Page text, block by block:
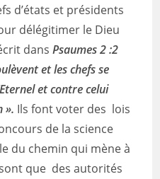
d’états et présidents
délégitimer le Dieu
dansPsaumes 2 :2
et les chefs se
et contre celui
». Ils font voter des lois
de la science
du chemin qui mène à
que des autorités